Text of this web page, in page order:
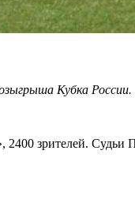
Кубка России.
2400 зрителей.